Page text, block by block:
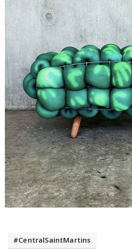
CentralSaintMartins